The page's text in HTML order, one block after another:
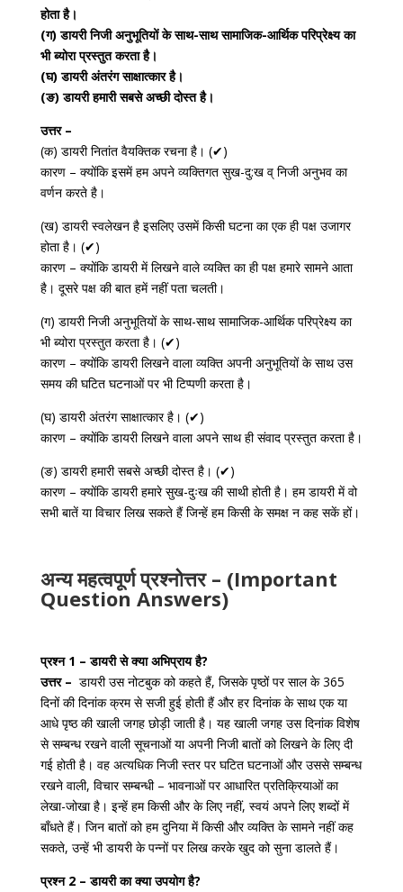
होता है।
(ग) डायरी निजी अनुभूतियों के साथ-साथ सामाजिक-आर्थिक परिप्रेक्ष्य का
भी ब्योरा प्रस्तुत करता है।
(घ) डायरी अंतरंग साक्षात्कार है।
(ङ) डायरी हमारी सबसे अच्छी दोस्त है।
उत्तर –
(क) डायरी नितांत वैयक्तिक रचना है। (✔)
कारण – क्योंकि इसमें हम अपने व्यक्तिगत सुख-दु:ख व् निजी अनुभव का
वर्णन करते है।
(ख) डायरी स्वलेखन है इसलिए उसमें किसी घटना का एक ही पक्ष उजागर
होता है। (✔)
कारण – क्योंकि डायरी में लिखने वाले व्यक्ति का ही पक्ष हमारे सामने आता
है। दूसरे पक्ष की बात हमें नहीं पता चलती।
(ग) डायरी निजी अनुभूतियों के साथ-साथ सामाजिक-आर्थिक परिप्रेक्ष्य का
भी ब्योरा प्रस्तुत करता है। (✔)
कारण – क्योंकि डायरी लिखने वाला व्यक्ति अपनी अनुभूतियों के साथ उस
समय की घटित घटनाओं पर भी टिप्पणी करता है।
(घ) डायरी अंतरंग साक्षात्कार है। (✔)
कारण – क्योंकि डायरी लिखने वाला अपने साथ ही संवाद प्रस्तुत करता है।
(ङ) डायरी हमारी सबसे अच्छी दोस्त है। (✔)
कारण – क्योंकि डायरी हमारे सुख-दुःख की साथी होती है। हम डायरी में वो
सभी बातें या विचार लिख सकते हैं जिन्हें हम किसी के समक्ष न कह सकें हों।
अन्य महत्वपूर्ण प्रश्नोत्तर – (Important
Question Answers)
प्रश्न 1 – डायरी से क्या अभिप्राय है?
उत्तर – डायरी उस नोटबुक को कहते हैं, जिसके पृष्ठों पर साल के 365
दिनों की दिनांक क्रम से सजी हुई होती हैं और हर दिनांक के साथ एक या
आधे पृष्ठ की खाली जगह छोड़ी जाती है। यह खाली जगह उस दिनांक विशेष
से सम्बन्ध रखने वाली सूचनाओं या अपनी निजी बातों को लिखने के लिए दी
गई होती है। वह अत्यधिक निजी स्तर पर घटित घटनाओं और उससे सम्बन्ध
रखने वाली, विचार सम्बन्धी – भावनाओं पर आधारित प्रतिक्रियाओं का
लेखा-जोखा है। इन्हें हम किसी और के लिए नहीं, स्वयं अपने लिए शब्दों में
बाँधते हैं। जिन बातों को हम दुनिया में किसी और व्यक्ति के सामने नहीं कह
सकते, उन्हें भी डायरी के पन्नों पर लिख करके खुद को सुना डालते हैं।
प्रश्न 2 – डायरी का क्या उपयोग है?